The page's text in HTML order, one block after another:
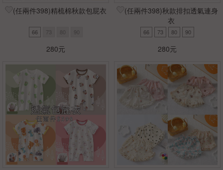
(任兩件398)精梳棉秋款包屁衣
66 73 80
280元
(任兩件398)秋款排扣透氣連身
衣
66 73 80 90
280元